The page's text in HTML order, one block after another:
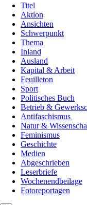
Titel
Aktion
Ansichten
Schwerpunkt
Thema
Inland
Ausland
Kapital & Arbeit
Feuilleton
Sport
Politisches Buch
Betrieb &
Antifaschismus
Natur &
Feminismus
Geschichte
Medien
Abgeschrieben
Leserbriefe
Wochenendbeilage
Fotoreportagen